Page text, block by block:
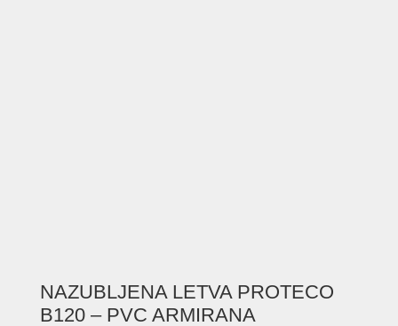
NAZUBLJENA LETVA PROTECO
B120 – PVC ARMIRANA